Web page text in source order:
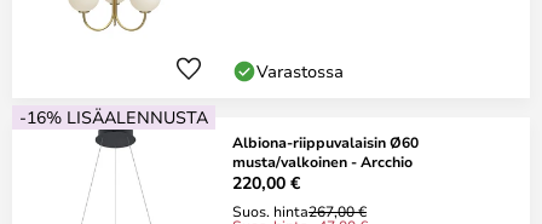
Varastossa
-16% LISÄALENNUSTA
Albiona-riippuvalaisin Ø60
musta/valkoinen - Arcchio
220,00 €
Suos. hinta267,00 €